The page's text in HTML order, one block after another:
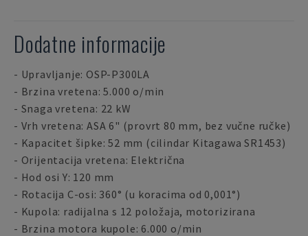
Dodatne informacije
- Upravljanje: OSP-P300LA
- Brzina vretena: 5.000 o/min
- Snaga vretena: 22 kW
- Vrh vretena: ASA 6" (provrt 80 mm, bez vučne ručke)
- Kapacitet šipke: 52 mm (cilindar Kitagawa SR1453)
- Orijentacija vretena: Električna
- Hod osi Y: 120 mm
- Rotacija C-osi: 360° (u koracima od 0,001°)
- Kupola: radijalna s 12 položaja, motorizirana
- Brzina motora kupole: 6.000 o/min